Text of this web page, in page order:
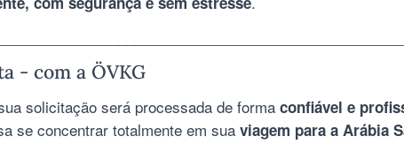
- com a ÖVKG
solicitação será processada de forma confiável e
se concentrar totalmente em sua viagem para a Arábia